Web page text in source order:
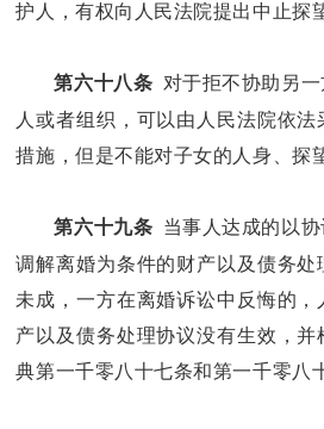
护人，有权向人民法院提出中止探
第六十八条 对于拒不协助另
人或者组织，可以由人民法院依
措施，但是不能对子女的人身、探
第六十九条 当事人达成的以
调解离婚为条件的财产以及债务
未成，一方在离婚诉讼中反悔的
产以及债务处理协议没有生效，
典第一千零八十七条和第一千零八